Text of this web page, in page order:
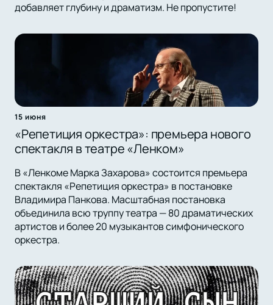
добавляет глубину и драматизм. Не пропустите!
15 июня
«Репетиция оркестра»: премьера нового
спектакля в театре «Ленком»
В «Ленкоме Марка Захарова» состоится премьера
спектакля «Репетиция оркестра» в постановке
Владимира Панкова. Масштабная постановка
объединила всю труппу театра — 80 драматических
артистов и более 20 музыкантов симфонического
оркестра.